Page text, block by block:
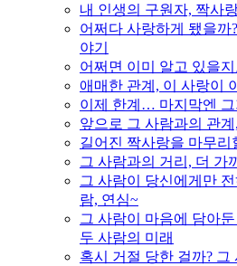
내 인생의 구원자, 짝사
어쩌다 사랑하게 됐을까
야기
어쩌면 이미 알고 있을
애매한 관계, 이 사랑이
이제 한계… 마지막엔
앞으로 그 사람과의 관
길어진 짝사랑을 마무리
그 사람과의 거리, 더 가
그 사람이 당신에게만
람, 연심~
그 사람이 마음에 담아
두 사람의 미래
혹시 거절 당한 걸까? 그